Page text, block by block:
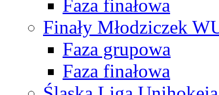
Faza finałowa
Finały Młodziczek
Faza grupowa
Faza finałowa